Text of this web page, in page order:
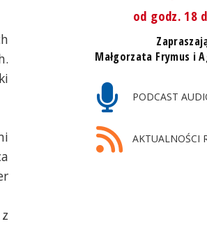
od godz. 18
Małgorzata Frymus i
PODCAST
AKTUALNOŚCI